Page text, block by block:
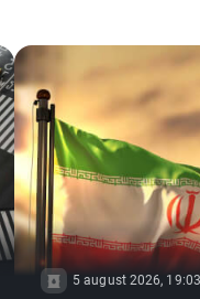
5 august 2026, 19:03